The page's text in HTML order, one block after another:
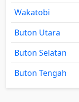
Wakatobi
Buton Utara
Buton Selatan
Buton Tengah